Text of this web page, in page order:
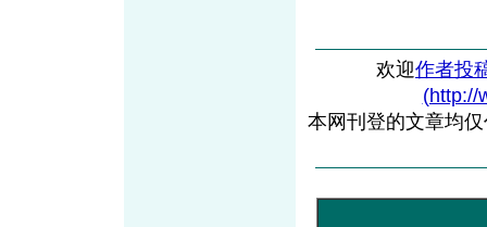
欢迎作者投
(http://
本网刊登的文章均